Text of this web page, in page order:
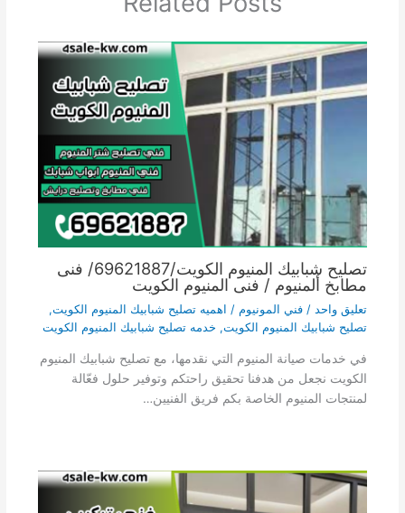
تصليح شبابيك المنيوم الكويت/69621887/ فنى
مطابخ ألمنيوم / فنى المنيوم الكويت
تعليق واحد / فني المونيوم / اهميه تصليح شبابيك المنيوم الكويت,
تصليح شبابيك المنيوم الكويت, خدمه تصليح شبابيك المنيوم الكويت
في خدمات صيانة المنيوم التي نقدمها، مع تصليح شبابيك المنيوم
الكويت نجعل من هدفنا تحقيق راحتكم وتوفير حلول فعّالة
لمنتجات المنيوم الخاصة بكم فريق الفنيين…